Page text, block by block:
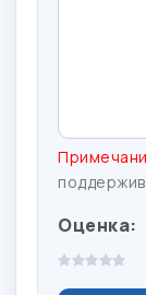
Оценка:
5
4
3
2
1